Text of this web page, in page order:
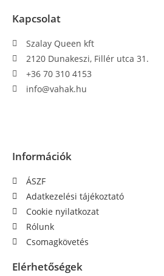
Kapcsolat
Szalay Queen kft
2120 Dunakeszi, Fillér utca 31.
+36 70 310 4153
info@vahak.hu
Információk
ÁSZF
Adatkezelési tájékoztató
Cookie nyilatkozat
Rólunk
Csomagkövetés
Elérhetőségek